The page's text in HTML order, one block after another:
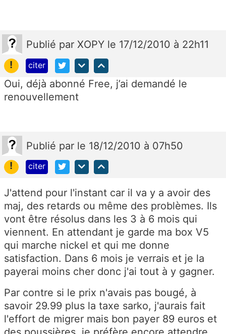
Publié par XOPY le 17/12/2010 à 22h11
!
citer
Oui, déjà abonné Free, j’ai demandé le
renouvellement
Publié par le 18/12/2010 à 07h50
!
citer
J'attend pour l'instant car il va y a avoir des
maj, des retards ou même des problèmes. Ils
vont être résolus dans les 3 à 6 mois qui
viennent. En attendant je garde ma box V5
qui marche nickel et qui me donne
satisfaction. Dans 6 mois je verrais et je la
payerai moins cher donc j'ai tout à y gagner.
Par contre si le prix n'avais pas bougé, à
savoir 29.99 plus la taxe sarko, j'aurais fait
l'effort de migrer mais bon payer 89 euros et